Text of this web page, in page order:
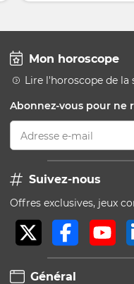
Mon horoscope
Lire l'horoscope de la
Abonnez-vous pour ne
Adresse e-mail
Suivez-nous
Offres exclusives, jeux
Général